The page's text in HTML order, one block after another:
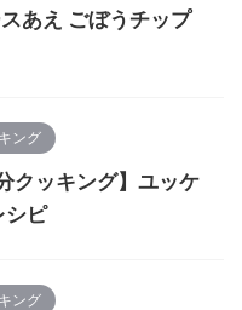
あえ ごぼうチップ
ング
クッキング】ユッケ
シピ
ング